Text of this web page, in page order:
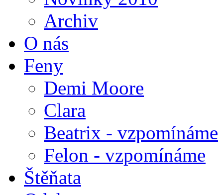
Archiv
O nás
Feny
Demi Moore
Clara
Beatrix - vzpomínáme
Felon - vzpomínáme
Štěňata